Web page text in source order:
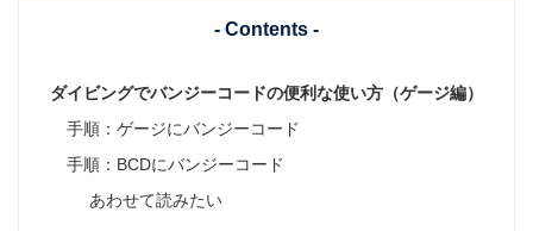
- Contents -
ダイビングでバンジーコードの便利な使い方（ゲージ編）
手順：ゲージにバンジーコード
手順：BCDにバンジーコード
あわせて読みたい